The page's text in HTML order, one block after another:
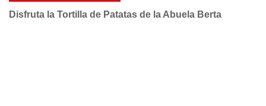
Disfruta la Tortilla de Patatas de la Abuela Berta